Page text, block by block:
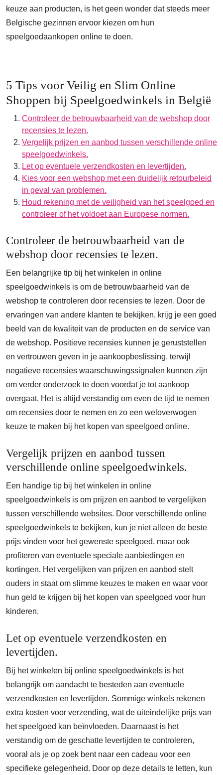
keuze aan producten, is het geen wonder dat steeds meer
Belgische gezinnen ervoor kiezen om hun
speelgoedaankopen online te doen.
5 Tips voor Veilig en Slim Online
Shoppen bij Speelgoedwinkels in België
Controleer de betrouwbaarheid van de webshop door
recensies te lezen.
Vergelijk prijzen en aanbod tussen verschillende online
speelgoedwinkels.
Let op eventuele verzendkosten en levertijden.
Kies voor een webshop met een duidelijk retourbeleid
in geval van problemen.
Houd rekening met de veiligheid van het speelgoed en
controleer of het voldoet aan Europese normen.
Controleer de betrouwbaarheid van de
webshop door recensies te lezen.
Een belangrijke tip bij het winkelen in online
speelgoedwinkels is om de betrouwbaarheid van de
webshop te controleren door recensies te lezen. Door de
ervaringen van andere klanten te bekijken, krijg je een goed
beeld van de kwaliteit van de producten en de service van
de webshop. Positieve recensies kunnen je geruststellen
en vertrouwen geven in je aankoopbeslissing, terwijl
negatieve recensies waarschuwingssignalen kunnen zijn
om verder onderzoek te doen voordat je tot aankoop
overgaat. Het is altijd verstandig om even de tijd te nemen
om recensies door te nemen en zo een weloverwogen
keuze te maken bij het kopen van speelgoed online.
Vergelijk prijzen en aanbod tussen
verschillende online speelgoedwinkels.
Een handige tip bij het winkelen in online
speelgoedwinkels is om prijzen en aanbod te vergelijken
tussen verschillende websites. Door verschillende online
speelgoedwinkels te bekijken, kun je niet alleen de beste
prijs vinden voor het gewenste speelgoed, maar ook
profiteren van eventuele speciale aanbiedingen en
kortingen. Het vergelijken van prijzen en aanbod stelt
ouders in staat om slimme keuzes te maken en waar voor
hun geld te krijgen bij het kopen van speelgoed voor hun
kinderen.
Let op eventuele verzendkosten en
levertijden.
Bij het winkelen bij online speelgoedwinkels is het
belangrijk om aandacht te besteden aan eventuele
verzendkosten en levertijden. Sommige winkels rekenen
extra kosten voor verzending, wat de uiteindelijke prijs van
het speelgoed kan beïnvloeden. Daarnaast is het
verstandig om de geschatte levertijden te controleren,
vooral als je op zoek bent naar een cadeau voor een
specifieke gelegenheid. Door op deze details te letten, kun